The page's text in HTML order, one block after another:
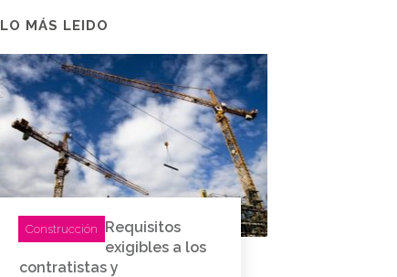
LO MÁS LEIDO
Construcción
Requisitos
exigibles a los
contratistas y